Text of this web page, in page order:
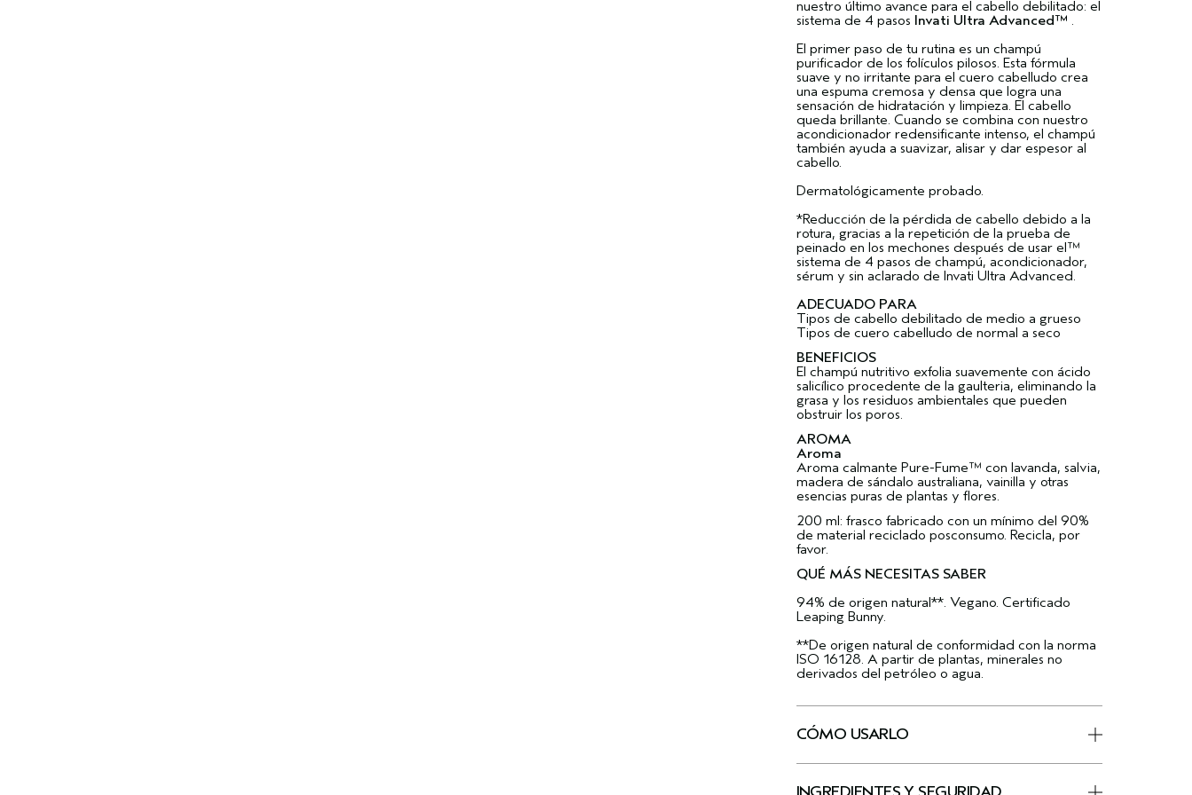
nuestro último avance para el cabello debilitado: el
sistema de 4 pasos Invati Ultra Advanced™ .
El primer paso de tu rutina es un champú
purificador de los folículos pilosos. Esta fórmula
suave y no irritante para el cuero cabelludo crea
una espuma cremosa y densa que logra una
sensación de hidratación y limpieza. El cabello
queda brillante. Cuando se combina con nuestro
acondicionador redensificante intenso, el champú
también ayuda a suavizar, alisar y dar espesor al
cabello.
Dermatológicamente probado.
*Reducción de la pérdida de cabello debido a la
rotura, gracias a la repetición de la prueba de
peinado en los mechones después de usar el™
sistema de 4 pasos de champú, acondicionador,
sérum y sin aclarado de Invati Ultra Advanced.
ADECUADO PARA
Tipos de cabello debilitado de medio a grueso
Tipos de cuero cabelludo de normal a seco
BENEFICIOS
El champú nutritivo exfolia suavemente con ácido
salicílico procedente de la gaulteria, eliminando la
grasa y los residuos ambientales que pueden
obstruir los poros.
AROMA
Aroma
Aroma calmante Pure-Fume™ con lavanda, salvia,
madera de sándalo australiana, vainilla y otras
esencias puras de plantas y flores.
200 ml: frasco fabricado con un mínimo del 90%
de material reciclado posconsumo. Recicla, por
favor.
QUÉ MÁS NECESITAS SABER
94% de origen natural**. Vegano. Certificado
Leaping Bunny.
**De origen natural de conformidad con la norma
ISO 16128. A partir de plantas, minerales no
derivados del petróleo o agua.
CÓMO USARLO